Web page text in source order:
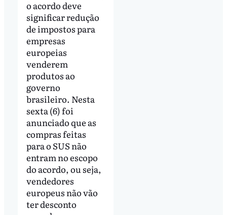
o acordo deve
significar redução
de impostos para
empresas
europeias
venderem
produtos ao
governo
brasileiro. Nesta
sexta (6) foi
anunciado que as
compras feitas
para o SUS não
entram no escopo
do acordo, ou seja,
vendedores
europeus não vão
ter desconto